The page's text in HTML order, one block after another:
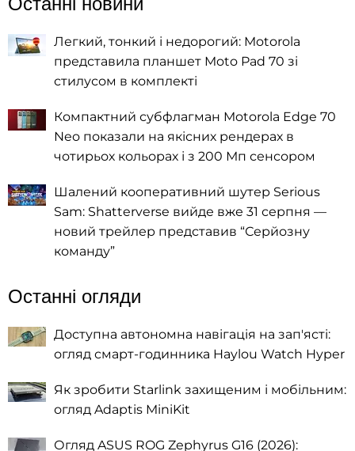
Легкий, тонкий і недорогий: Motorola
представила планшет Moto Pad 70 зі
стилусом в комплекті
Компактний субфлагман Motorola Edge 70
Neo показали на якісних рендерах в
чотирьох кольорах і з 200 Мп сенсором
Шалений кооперативний шутер Serious
Sam: Shatterverse вийде вже 31 серпня —
новий трейлер представив “Серйозну
команду”
Останні огляди
Доступна автономна навігація на зап'ясті:
огляд смарт-годинника Haylou Watch Hyper
Як зробити Starlink захищеним і мобільним:
огляд Adaptis MiniKit
Огляд ASUS ROG Zephyrus G16 (2026):